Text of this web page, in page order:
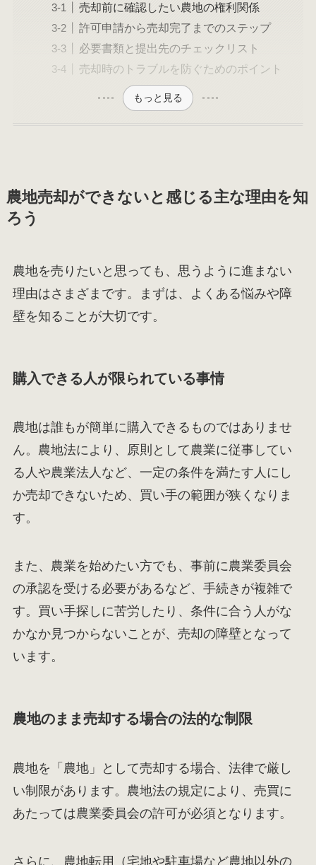
売却前に確認したい農地の権利関係
許可申請から売却完了までのステップ
必要書類と提出先のチェックリスト
売却時のトラブルを防ぐためのポイント
もっと見る
農地売却ができないと感じる主な理由を知
ろう
農地を売りたいと思っても、思うように進まない
理由はさまざまです。まずは、よくある悩みや障
壁を知ることが大切です。
購入できる人が限られている事情
農地は誰もが簡単に購入できるものではありませ
ん。農地法により、原則として農業に従事してい
る人や農業法人など、一定の条件を満たす人にし
か売却できないため、買い手の範囲が狭くなりま
す。
また、農業を始めたい方でも、事前に農業委員会
の承認を受ける必要があるなど、手続きが複雑で
す。買い手探しに苦労したり、条件に合う人がな
かなか見つからないことが、売却の障壁となって
います。
農地のまま売却する場合の法的な制限
農地を「農地」として売却する場合、法律で厳し
い制限があります。農地法の規定により、売買に
あたっては農業委員会の許可が必須となります。
さらに、農地転用（宅地や駐車場など農地以外の